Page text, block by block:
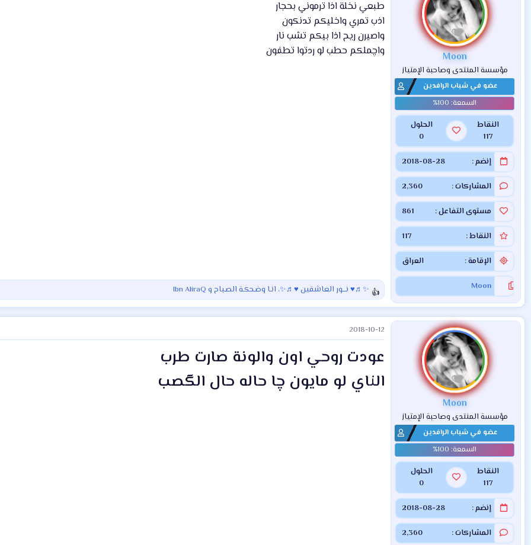
ع
ل
ا
:
Moon
مؤسسة المنتدى وصاحبة الإمتياز
عضو في شباب الرافدين
النقاط
117
الحلول
0
إنضم 2018-08-28
المشاركات 2,360
مستوى التفاعل 861
النقاط 117
الإقامة العراق
Moon
طبعي نخلة اذا ترموني بحجار
اذب تمري واخليكم تدنكون
واصيرن ريح اذا بيكم تشب نار
واچملكم حطب لو ردتوا تطفون
ا
ل
ت
ف
ا
ع
ا
ت
✨♬♥ نـــور العاشقين ♥♬✨، انـا وضـحكـة الصـباح و Ibn AliraQ
Moon
مؤسسة المنتدى وصاحبة الإمتياز
عضو في شباب الرافدين
النقاط
117
الحلول
0
إنضم 2018-08-28
المشاركات 2,360
2018-10-12
عودت روحي اون والونة صارت طرب
الناي لو مايون چا حاله حال الگصب